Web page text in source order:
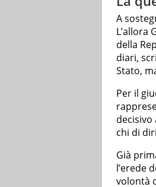
A
L’allora
della
diari,
Stato,
Per il
decisivo
chi di
Già
l’erede
volontà